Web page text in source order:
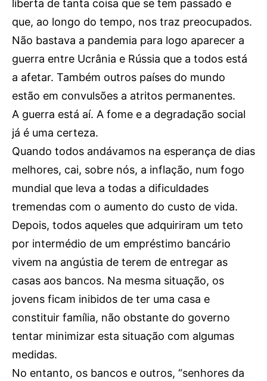
DESPORTO
JOVENS PENSADORES
SENENSES PELO MUNDO
EM FOCO
OPINIÃO DOS LEITORES
ANDANDO POR AÍ
EM LUTO
COLUNISTAS do JSM
Assinaturas
Onde comprar o Jornal
Publicidade
»»» Fundação Aurora Borges
Seia em Números
AUTÁRQUICAS 2025 em Seia
liberta de tanta coisa que se tem passado e
que, ao longo do tempo, nos traz preocupados.
Não bastava a pandemia para logo aparecer a
guerra entre Ucrânia e Rússia que a todos está
a afetar. Também outros países do mundo
estão em convulsões a atritos permanentes.
A guerra está aí. A fome e a degradação social
já é uma certeza.
Quando todos andávamos na esperança de dias
melhores, cai, sobre nós, a inflação, num fogo
mundial que leva a todas a dificuldades
tremendas com o aumento do custo de vida.
Depois, todos aqueles que adquiriram um teto
por intermédio de um empréstimo bancário
vivem na angústia de terem de entregar as
casas aos bancos. Na mesma situação, os
jovens ficam inibidos de ter uma casa e
constituir família, não obstante do governo
tentar minimizar esta situação com algumas
medidas.
No entanto, os bancos e outros, “senhores da